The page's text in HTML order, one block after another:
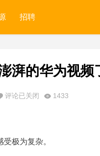
招聘
湃的华为视频
评论已关闭 1433
极为复杂。